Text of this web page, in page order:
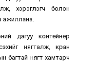
хэрэглэгч болон
ажиллана.
дагуу контейнер
нягталж, кран
багтай нягт хамтарч